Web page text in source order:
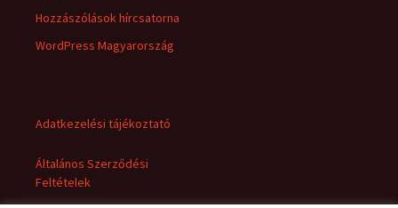
Hozzászólások hírcsatorna
WordPress Magyarország
Adatkezelési tájékoztató
Általános Szerződési
Feltételek